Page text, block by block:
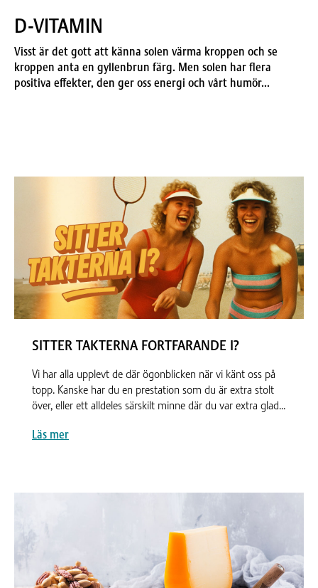
D-VITAMIN
Visst är det gott att känna solen värma kroppen och se
kroppen anta en gyllenbrun färg. Men solen har flera
positiva effekter, den ger oss energi och vårt humör...
SITTER TAKTERNA FORTFARANDE I?
Vi har alla upplevt de där ögonblicken när vi känt oss på
topp. Kanske har du en prestation som du är extra stolt
över, eller ett alldeles särskilt minne där du var extra glad...
Läs mer